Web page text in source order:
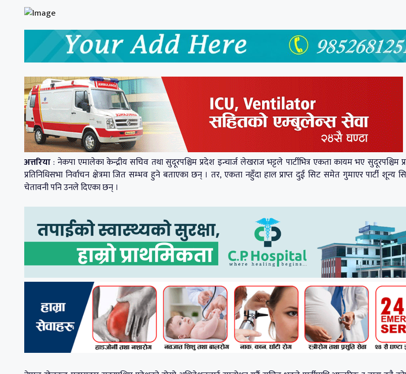
अत्तरिया : नेकपा एमालेका केन्द्रीय सचिव तथा सुदूरपश्चिम प्रदेश इन्चार्ज लेखराज भट्टले पार्टीभित्र एकता कायम भए
प्रतिनिधिसभा निर्वाचन क्षेत्रमा जित सम्भव हुने बताएका छन् । तर, एकता नहुँदा हाल प्राप्त दुई सिट समेत गुमाएर पार्टी शून्य
चेतावनी पनि उनले दिएका छन् ।